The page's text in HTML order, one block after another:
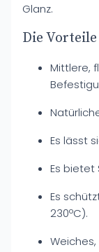
Glanz.
Die
Mittlere,
Es lässt
Es bietet
Es
230ºC).